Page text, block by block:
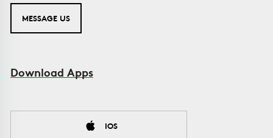
MESSAGE US
Download Apps
IOS